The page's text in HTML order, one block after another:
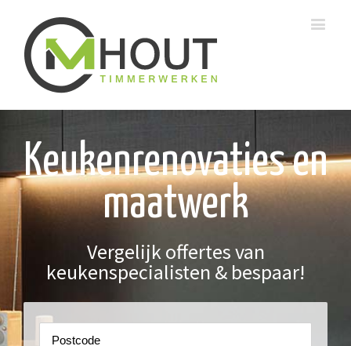
Keukenrenovaties en
maatwerk
Vergelijk offertes van
keukenspecialisten & bespaar!